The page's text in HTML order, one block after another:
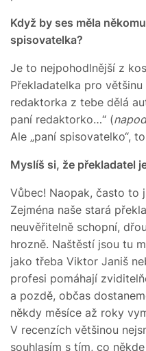
Když by ses měla
spisovatelka?
Je to nejpohodlnější z
Překladatelka pro většinu
redaktorka z tebe dělá
paní redaktorko…“ (
Ale „paní spisovatelko“,
Myslíš si, že překladatel
Vůbec! Naopak, často to
Zejména naše stará
neuvěřitelně schopní,
hrozně. Naštěstí jsou tu
jako třeba Viktor Janiš
profesi pomáhají
a pozdě, občas
někdy měsíce až roky
V recenzích většinou
souhlasím s tím, co